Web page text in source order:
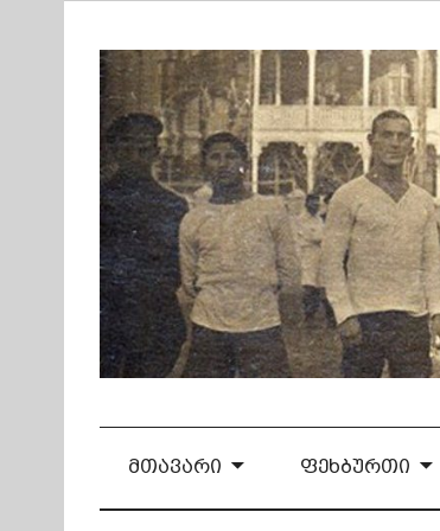
ᲛᲗᲐᲕᲐᲠᲘ ᲤᲔᲮᲑᲣᲠᲗᲘ